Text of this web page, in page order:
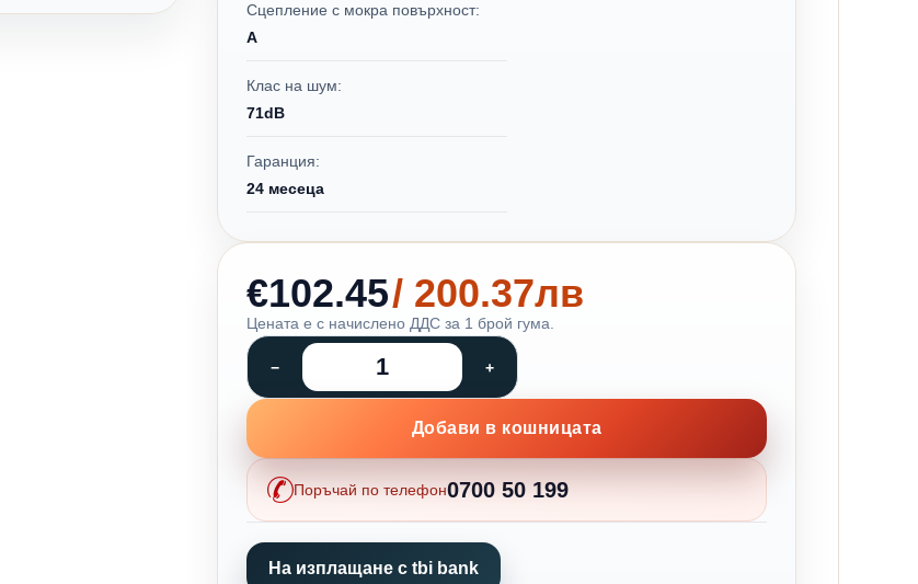
Сцепление с мокра повърхност:
A
Клас на шум:
71dB
Гаранция:
24 месеца
€102.45/ 200.37лв
Цената е с начислено ДДС за 1 брой гума.
Добави в кошницата
Поръчай по телефон0700 50 199
На изплащане с tbi bank